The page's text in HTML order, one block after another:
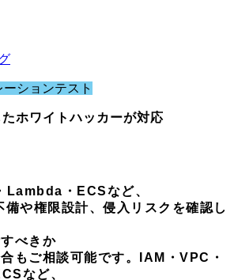
ションテスト
ホワイトハッカーが対応
Lambda・ECSなど、
や権限設計、侵入リスクを確認し
べきか
もご相談可能です。
IAM・VPC・
など、